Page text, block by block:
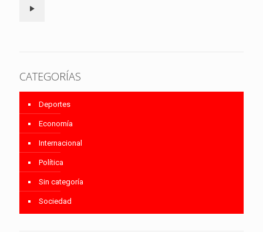
CATEGORÍAS
Deportes
Economía
Internacional
Política
Sin categoría
Sociedad